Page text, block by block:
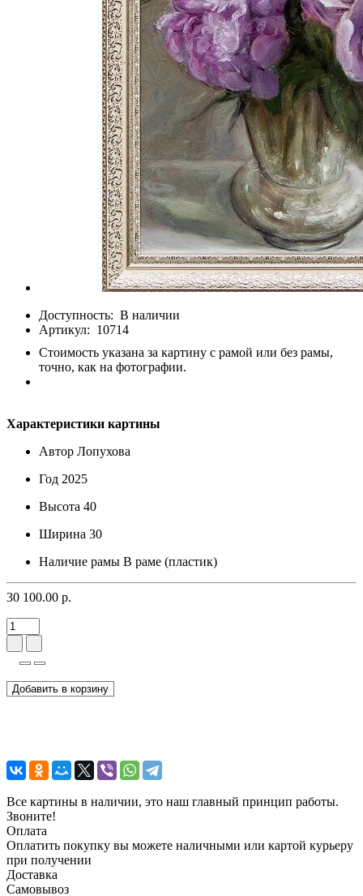
Доступность: В наличии
Артикул: 10714
Стоимость указана за картину с рамой или без рамы,
точно, как на фотографии.
Характеристики картины
Автор Лопухова
Год 2025
Высота 40
Ширина 30
Наличие рамы В раме (пластик)
30 100.00 р.
Добавить в корзину
Все картины в наличии, это наш главный принцип работы.
Звоните!
Оплата
Оплатить покупку вы можете наличными или картой курьеру
при получении
Доставка
Самовывоз